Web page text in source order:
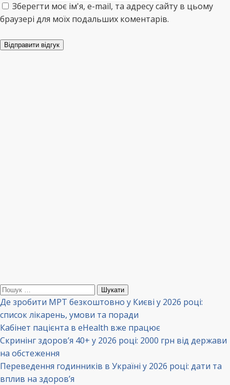
Зберегти моє ім'я, e-mail, та адресу сайту в цьому
браузері для моїх подальших коментарів.
Відправити відгук
Пошук:
Де зробити МРТ безкоштовно у Києві у 2026 році:
список лікарень, умови та поради
Кабінет пацієнта в eHealth вже працює
Скринінг здоров’я 40+ у 2026 році: 2000 грн від держави
на обстеження
Переведення годинників в Україні у 2026 році: дати та
вплив на здоров’я